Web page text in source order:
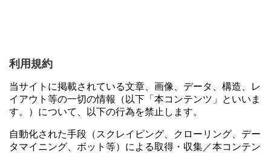
利用規約
当サイトに掲載されている文章、画像、データ、構造、レ
イアウト等の一切の情報（以下「本コンテンツ」といいま
す。）について、以下の行為を禁止します。
自動化された手段（スクレイピング、クローリング、デー
タマイニング、ボット等）による取得・収集／本コンテン